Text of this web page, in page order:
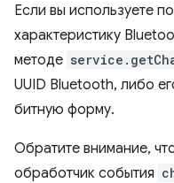
Если вы используете
характеристику
методе
UUID Bluetooth, либо
битную форму.
Обратите внимание,
обработчик события